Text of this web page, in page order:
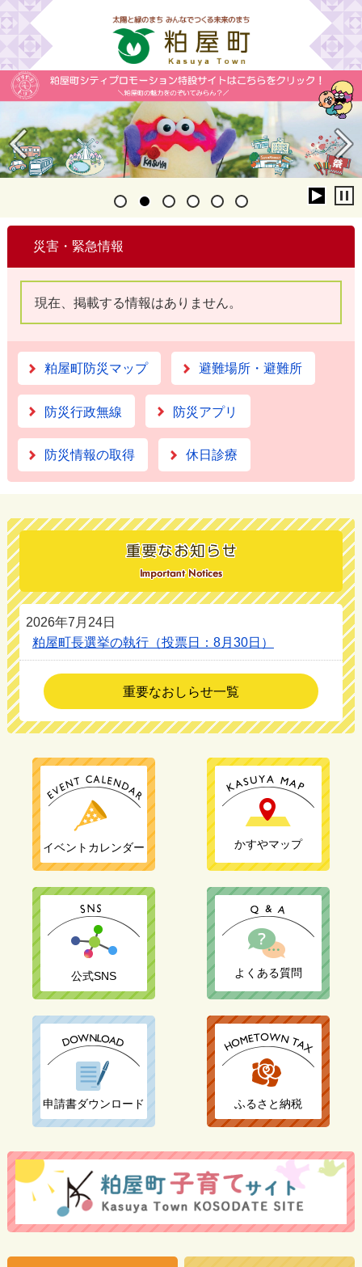
Previous Next
災害・緊急情報
現在、掲載する情報はありません。
粕屋町防災マップ 避難場所・避難所
防災行政無線 防災アプリ
防災情報の取得 休日診療
2026年7月24日
粕屋町長選挙の執行（投票日：8月30日）
重要なおしらせ一覧
イベントカレンダー かすやマップ
公式SNS よくある質問
申請書ダウンロード ふるさと納税